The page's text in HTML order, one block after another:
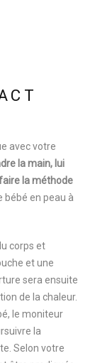
avec votre
la main, lui
la méthode
en peau à
corps et
et une
sera ensuite
de la chaleur.
le moniteur
la
Selon votre